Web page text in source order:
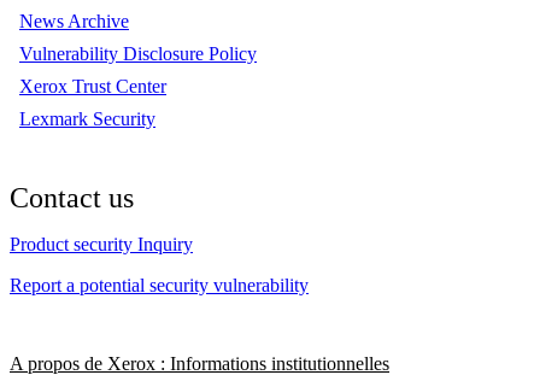
News Archive
Vulnerability Disclosure Policy
Xerox Trust Center
Lexmark Security
Contact us
Product security Inquiry
Report a potential security vulnerability
A propos de Xerox : Informations institutionnelles